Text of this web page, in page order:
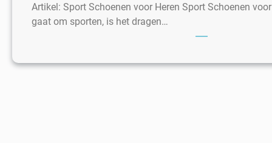
Artikel: Sport Schoenen voor Heren Sport Schoenen
gaat om sporten, is het dragen…